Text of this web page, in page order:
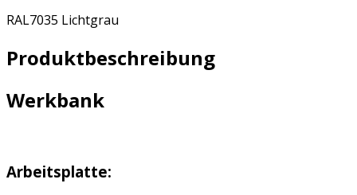
RAL7035 Lichtgrau
Produktbeschreibung
Werkbank
Arbeitsplatte: